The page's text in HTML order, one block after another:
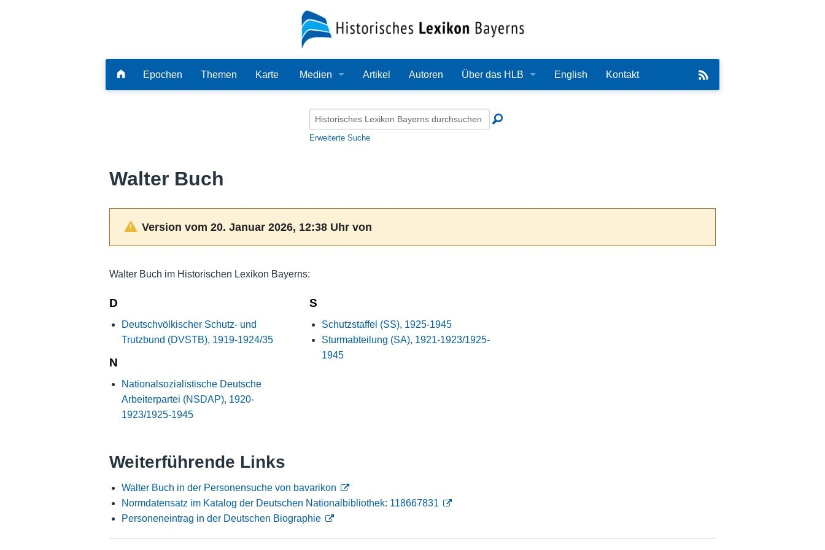
Epochen Themen Karte Medien
Audio
Artikel Autoren Über das HLB
Redaktion
English Kontakt
Erweiterte Suche
Walter Buch
Version vom 20. Januar 2026, 12:38 Uhr von
Walter Buch im Historischen Lexikon Bayerns:
D
Deutschvölkischer Schutz- und
Trutzbund (DVSTB), 1919-1924/35
N
Nationalsozialistische Deutsche
Arbeiterpartei (NSDAP), 1920-
1923/1925-1945
S
Schutzstaffel (SS), 1925-1945
Sturmabteilung (SA), 1921-1923/1925-
1945
Weiterführende Links
Walter Buch in der Personensuche von bavarikon
Normdatensatz im Katalog der Deutschen Nationalbibliothek: 118667831
Personeneintrag in der Deutschen Biographie